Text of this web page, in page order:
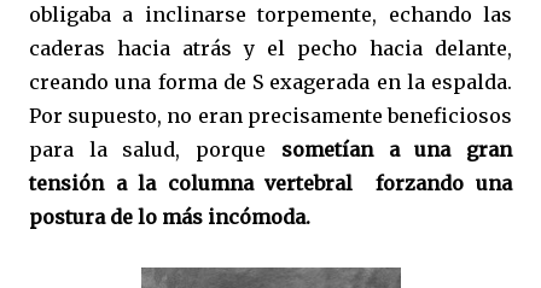
obligaba a inclinarse torpemente, echando las
caderas hacia atrás y el pecho hacia delante,
creando una forma de S exagerada en la espalda.
Por supuesto, no eran precisamente beneficiosos
para la salud, porque sometían a una gran
tensión a la columna vertebral forzando una
postura de lo más incómoda.